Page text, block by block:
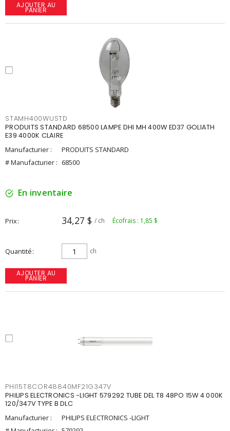
AJOUTER AU
PANIER
STAMH400WUSTD
PRODUITS STANDARD 68500 LAMPE DHI MH 400W ED37 GOLIATH
E39 4000K CLAIRE
Manufacturier :
PRODUITS STANDARD
# Manufacturier : 68500
En inventaire
Prix 34,27 $ / ch Écofrais : 1,85 $
Quantité ch
AJOUTER AU
PANIER
PHI15T8COR48840MF21G347V
PHILIPS ELECTRONICS -LIGHT 579292 TUBE DEL T8 48PO 15W 4 000K
120/347V TYPE B DLC
Manufacturier :
PHILIPS ELECTRONICS -LIGHT